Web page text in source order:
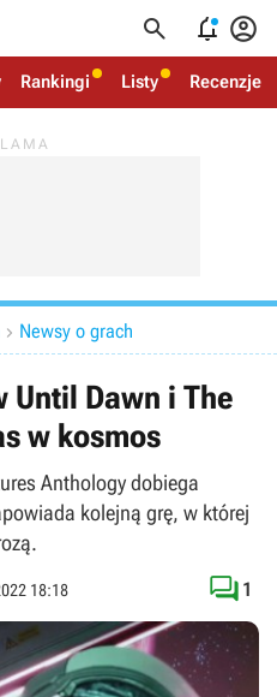
  
Rankingi Listy Recenzje
 Newsy o grach
Until Dawn i The
w kosmos
Anthology dobiega
kolejną grę, w której
18:18  1